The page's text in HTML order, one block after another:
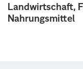
Landwirtschaft,
Nahrungsmittel